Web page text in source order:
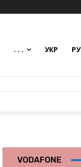
. . . УКР
VODAFONE